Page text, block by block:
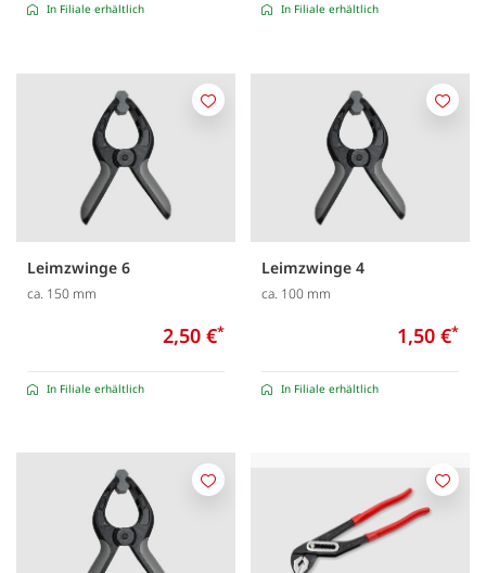
In Filiale erhältlich In Filiale erhältlich
Leimzwinge 6
ca. 150 mm
2,50 €*
In Filiale erhältlich
Merken
Leimzwinge 4
ca. 100 mm
1,50 €*
In Filiale erhältlich
Merken